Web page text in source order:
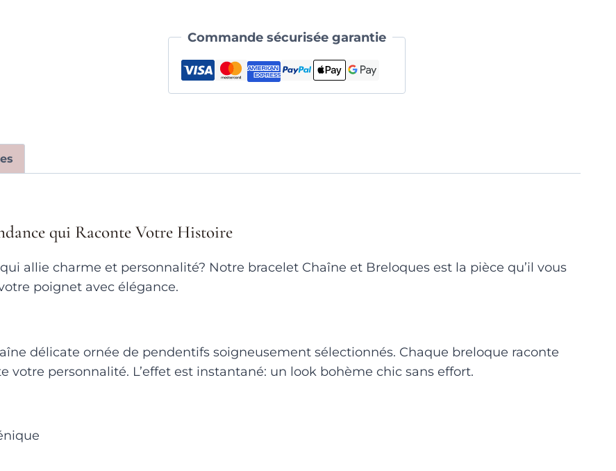
Commande sécurisée garantie
qui Raconte Votre Histoire
qui allie charme et personnalité? Notre bracelet Chaîne et Breloques est la pièce qu’il vous
poignet avec élégance.
délicate ornée de pendentifs soigneusement sélectionnés. Chaque breloque raconte
personnalité. L’effet est instantané: un look bohème chic sans effort.